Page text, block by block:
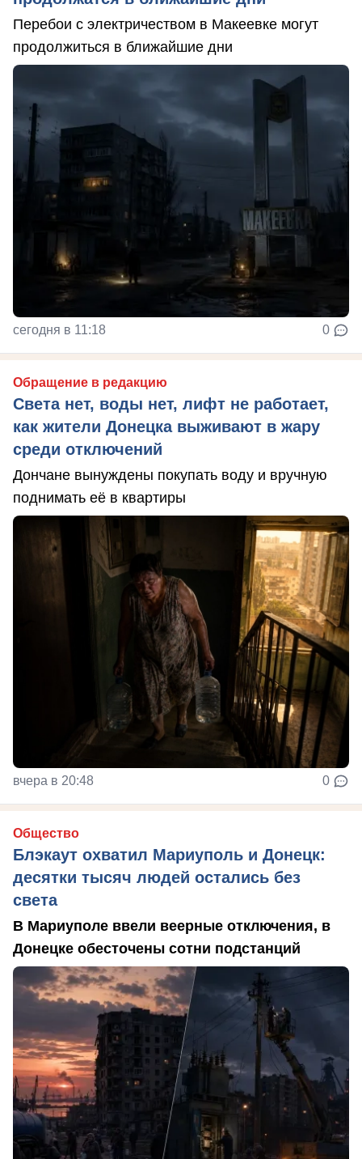
Перебои с электричеством в Макеевке могут
продолжиться в ближайшие дни
сегодня в 11:18 0
Обращение в редакцию
Света нет, воды нет, лифт не работает,
как жители Донецка выживают в жару
среди отключений
Дончане вынуждены покупать воду и вручную
поднимать её в квартиры
вчера в 20:48 0
Общество
Блэкаут охватил Мариуполь и Донецк:
десятки тысяч людей остались без
света
В Мариуполе ввели веерные отключения, в
Донецке обесточены сотни подстанций